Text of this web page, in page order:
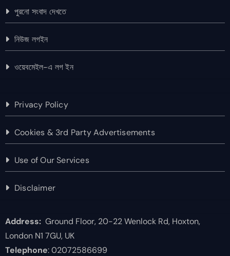
পুরনো সংবাদ দেখতে
নিউজ লগইন
ওয়েবমেইল-এ লগ ইন
Privacy Policy
Cookies & 3rd Party Advertisements
Use of Our Services
Disclaimer
Address:Ground Floor, 20-22 Wenlock Rd, Hoxton,
London N1 7GU, UK
Telephone: 02072586699